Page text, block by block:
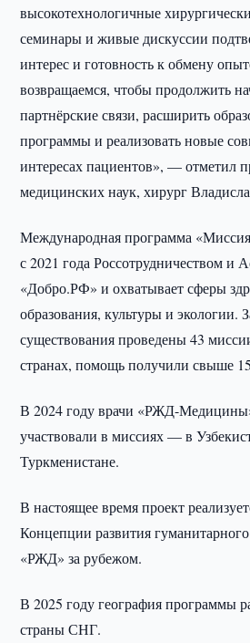
высокотехнологичные
семинары и живые дискуссии
интерес и готовность к обмену
возвращаемся, чтобы продолжить
партнёрские связи, расширить
программы и реализовать новые
интересах пациентов», — отметил
медицинских наук, хирург
Международная программа
с 2021 года Россотрудничеством и
«Добро.РФ» и охватывает сферы
образования, культуры и экологии.
существования проведены 43
странах, помощь получили свыше
В 2024 году врачи «РЖД-
участвовали в миссиях — в
Туркменистане.
В настоящее время проект
Концепции развития
«РЖД» за рубежом.
В 2025 году география программы
страны СНГ.